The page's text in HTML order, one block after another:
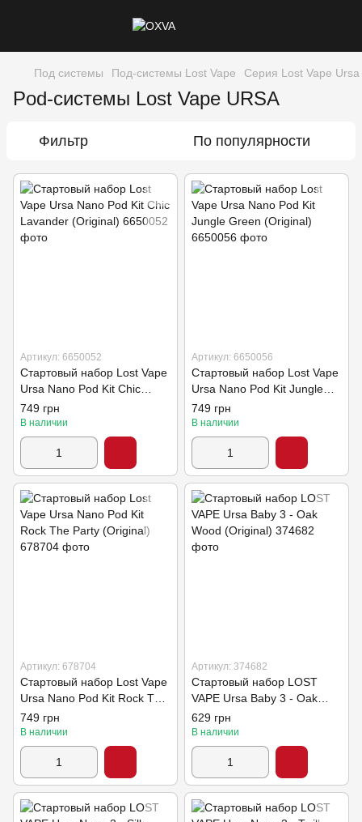
Под системы Под-системы Lost Vape Серия Lost Vape Ursa
Pod-системы Lost Vape URSA
Фильтр По популярности
Артикул: 6650052
Стартовый набор Lost Vape
Ursa Nano Pod Kit Chic
Lavander (Original)
749 грн
В наличии
Артикул: 6650056
Стартовый набор Lost Vape
Ursa Nano Pod Kit Jungle
Green (Original)
749 грн
В наличии
Артикул: 678704
Стартовый набор Lost Vape
Ursa Nano Pod Kit Rock The
Party (Original)
749 грн
В наличии
Артикул: 374682
Стартовый набор LOST
VAPE Ursa Baby 3 - Oak
Wood (Original)
629 грн
В наличии